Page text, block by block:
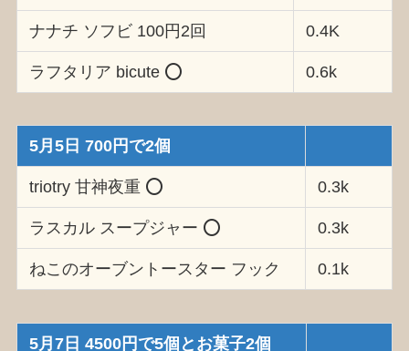
ナナチ ソフビ 100円2回 0.4K
ラフタリア bicute ⭕️ 0.6k
5月5日 700円で2個
triotry 甘神夜重 ⭕️ 0.3k
ラスカル スープジャー ⭕️ 0.3k
ねこのオーブントースター フック 0.1k
5月7日 4500円で5個とお菓子2個